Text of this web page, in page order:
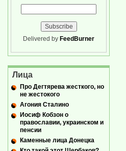
Delivered by FeedBurner
Лица
Про Дегтярева жесткого, но
не жестокого
Агония Сталино
Иосиф Кобзон о
православии, украинском и
пенсии
Каменные лица Донецка